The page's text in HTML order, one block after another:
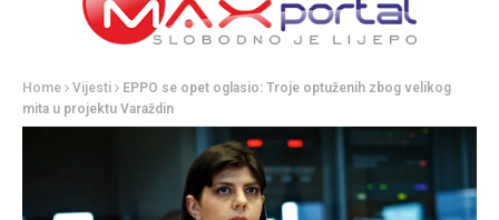
Home Vijesti
EPPO se opet oglasio: Troje optuženih zbog velikog
mita u projektu Varaždin